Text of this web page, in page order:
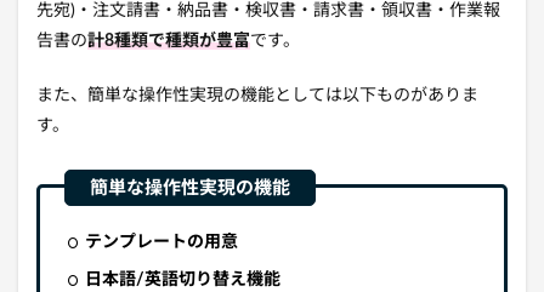
先宛)・注文請書・納品書・検収書・請求書・領収書・作業報
告書の計8種類で種類が豊富です。
また、 簡単な操作性実現の機能としては以下ものがありま
す。
テンプレートの用意
日本語/英語切り替え機能